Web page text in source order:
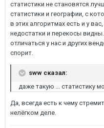
статистики не становятся
статистики и географии, с
в этих алгоритмах есть и у
недостатки и перекосы
отличаться у нас и других
спорит.
sww сказал:
даже такую ... статистику
Да, всегда есть к чему
нелёгком деле.